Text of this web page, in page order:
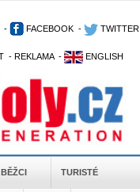
- FACEBOOK - TWITTER
- REKLAMA - ENGLISH
BĚŽCI TURISTÉ